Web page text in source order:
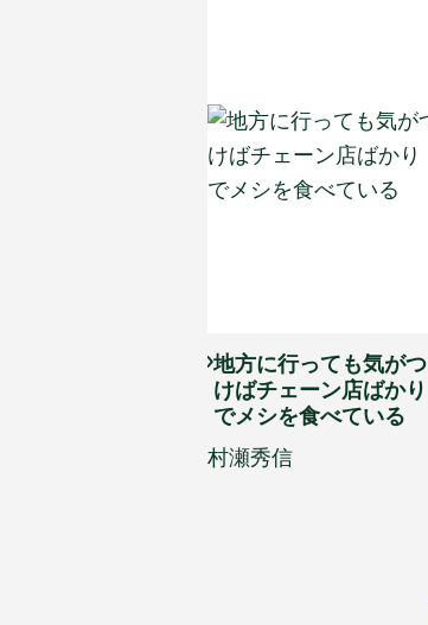
地方に行っても気がつ
けばチェーン店ばかり
でメシを食べている
村瀬秀信